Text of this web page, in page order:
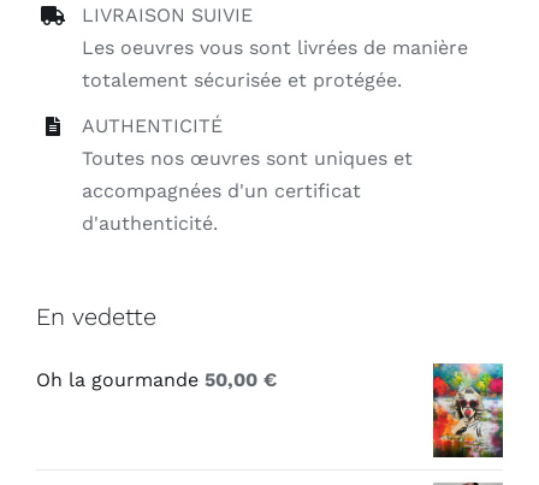
LIVRAISON SUIVIE
Les oeuvres vous sont livrées de manière
totalement sécurisée et protégée.
AUTHENTICITÉ
Toutes nos œuvres sont uniques et
accompagnées d'un certificat
d'authenticité.
En vedette
Oh la gourmande 50,00 €